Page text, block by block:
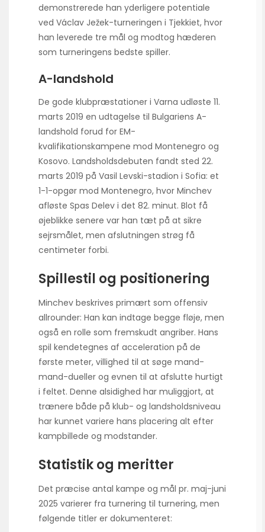
demonstrerede han yderligere potentiale
ved Václav Ježek-turneringen i Tjekkiet, hvor
han leverede tre mål og modtog hæderen
som turneringens bedste spiller.
A-landshold
De gode klubpræstationer i Varna udløste 11.
marts 2019 en udtagelse til Bulgariens A-
landshold forud for EM-
kvalifikationskampene mod Montenegro og
Kosovo. Landsholdsdebuten fandt sted 22.
marts 2019 på Vasil Levski-stadion i Sofia: et
1-1-opgør mod Montenegro, hvor Minchev
afløste Spas Delev i det 82. minut. Blot få
øjeblikke senere var han tæt på at sikre
sejrsmålet, men afslutningen strøg få
centimeter forbi.
Spillestil og positionering
Minchev beskrives primært som offensiv
allrounder: Han kan indtage begge fløje, men
også en rolle som fremskudt angriber. Hans
spil kendetegnes af acceleration på de
første meter, villighed til at søge mand-
mand-dueller og evnen til at afslutte hurtigt
i feltet. Denne alsidighed har muliggjort, at
trænere både på klub- og landsholdsniveau
har kunnet variere hans placering alt efter
kampbillede og modstander.
Statistik og meritter
Det præcise antal kampe og mål pr. maj-juni
2025 varierer fra turnering til turnering, men
følgende titler er dokumenteret: